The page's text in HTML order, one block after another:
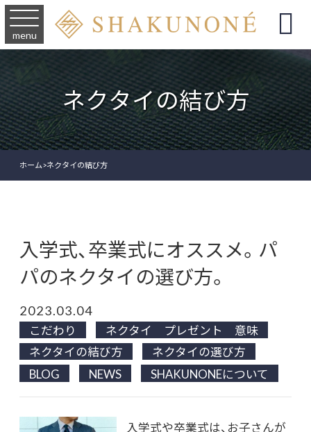
menu 
ネクタイの結び方
ホーム>ネクタイの結び方
入学式、卒業式にオススメ。パ
パのネクタイの選び方。
2023.03.04
こだわり
ネクタイ プレゼント 意味
ネクタイの結び方
ネクタイの選び方
BLOG
NEWS SHAKUNONEについて
入学式や卒業式は、お子さんが